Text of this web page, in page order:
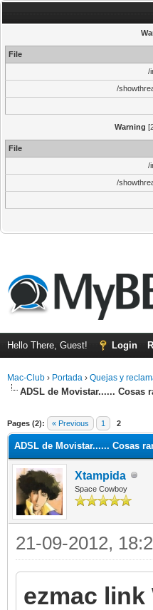
File
/
/
Warning
File
/
/
Hello There, Guest! Login
Mac-Club › Portada › Quejas y
ADSL de Movistar...... Cosas
Pages (2): « Previous 1 2
ADSL de Movistar...... Cosas
Xtampida
Space Cowboy
21-09-2012,
ezmac link